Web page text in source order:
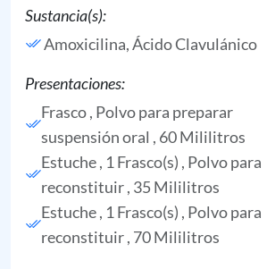
Sustancia(s):
Amoxicilina,Ácido Clavulánico
Presentaciones:
Frasco , Polvo para preparar
suspensión oral , 60 Mililitros
Estuche , 1 Frasco(s) , Polvo para
reconstituir , 35 Mililitros
Estuche , 1 Frasco(s) , Polvo para
reconstituir , 70 Mililitros